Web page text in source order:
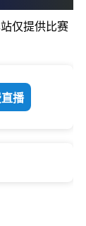
仅提供比赛
播